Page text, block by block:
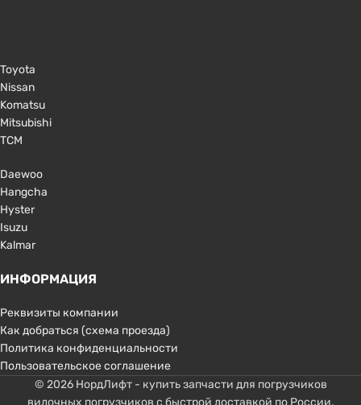
Toyota
Nissan
Komatsu
Mitsubishi
TCM
Daewoo
Hangcha
Hyster
Isuzu
Kalmar
ИНФОРМАЦИЯ
Реквизиты компании
Как добраться (схема проезда)
Политика конфиденциальности
Пользовательское соглашение
© 2026 НордЛифт - купить запчасти для погрузчиков